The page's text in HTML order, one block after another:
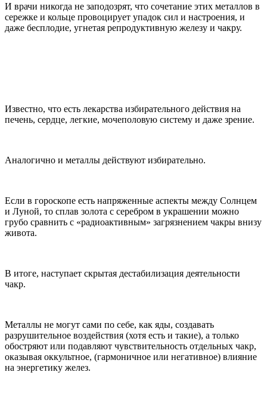
И врачи никогда не заподозрят, что сочетание этих металлов в
сережке и кольце провоцирует упадок сил и настроения, и
даже бесплодие, угнетая репродуктивную железу и чакру.
Известно, что есть лекарства избирательного действия на
печень, сердце, легкие, мочеполовую систему и даже зрение.
Аналогично и металлы действуют избирательно.
Если в гороскопе есть напряженные аспекты между Солнцем
и Луной, то сплав золота с серебром в украшении можно
грубо сравнить с «радиоактивным» загрязнением чакры внизу
живота.
В итоге, наступает скрытая дестабилизация деятельности
чакр.
Металлы не могут сами по себе, как яды, создавать
разрушительное воздействия (хотя есть и такие), а только
обостряют или подавляют чувствительность отдельных чакр,
оказывая оккультное, (гармоничное или негативное) влияние
на энергетику желез.